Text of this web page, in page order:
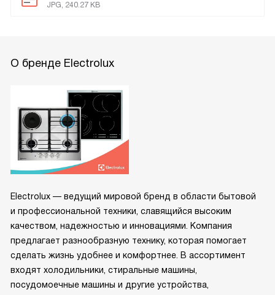
JPG, 240.27 KB
О бренде Electrolux
Electrolux — ведущий мировой бренд в области бытовой
и профессиональной техники, славящийся высоким
качеством, надежностью и инновациями. Компания
предлагает разнообразную технику, которая помогает
сделать жизнь удобнее и комфортнее. В ассортимент
входят холодильники, стиральные машины,
посудомоечные машины и другие устройства,